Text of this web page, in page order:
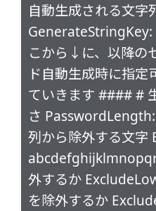
自動生成される文字
こから↓に、以降の
ド自動生成時に指定
ていきます #### #
さ
列から除外する文
外するか
を除外するか